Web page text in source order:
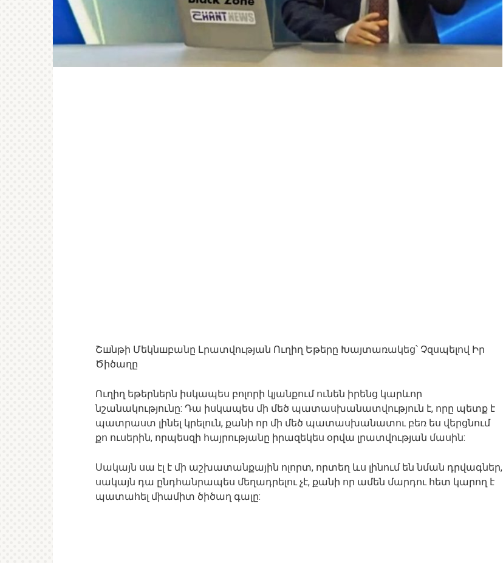
Շшնթի Մեկնшբանը Լրատվության Ուղիղ Եթերը Խայտառակեց՝ Չզսպելով Իր
Ծիծաղը
Ուղիղ եթերներն իսկապես բոլորի կյանքում ունեն իրենց կարևոր
նշանակությունը: Դա իսկապես մի մեծ պատասխանատվություն է, որը պետք է
պատրաստ լինել կրելուն, քանի որ մի մեծ պատասխանատու բեռ ես վերցնում
քո ուսերին, որպեսզի հայրությանը իրազեկես օրվա լրատվության մասին:
Սակայն սա էլ է մի աշխատանքային ոլորտ, որտեղ ևս լինում են նման դրվագներ,
սակայն դա ընդհանրապես մեղադրելու չէ, քանի որ ամեն մարդու հետ կարող է
պատահել միամիտ ծիծաղ գալը: